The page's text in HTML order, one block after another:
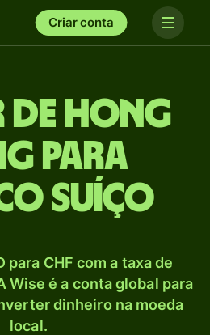
Criar conta
Hong
para
suíço
para CHF com a taxa de
Wise é a conta global para
dinheiro na moeda
local.